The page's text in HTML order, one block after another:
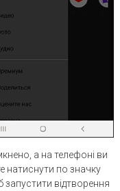
а на телефоні ви
натиснути по значку
запустити відтворення